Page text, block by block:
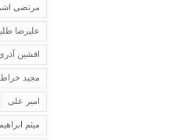
مرتضی
علیرضا
افشین
مجید
امیر علی
میثم